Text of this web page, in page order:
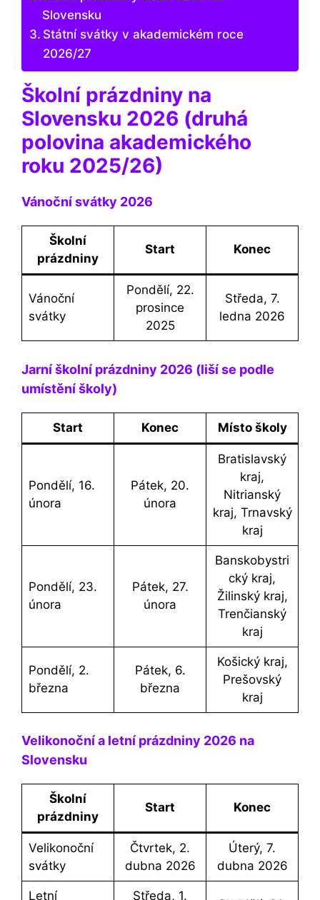
Slovensku
Státní svátky v akademickém roce
2026/27
Školní prázdniny na
Slovensku 2026 (druhá
polovina akademického
roku 2025/26)
Vánoční svátky 2026
Školní
prázdniny
Start Konec
Vánoční
svátky
Pondělí, 22.
prosince
2025
Středa, 7.
ledna 2026
Jarní školní prázdniny 2026 (liší se podle
umístění školy)
Start Konec Místo školy
Pondělí, 16.
února
Pátek, 20.
února
Bratislavský
kraj,
Nitrianský
kraj, Trnavský
kraj
Pondělí, 23.
února
Pátek, 27.
února
Banskobystri
cký kraj,
Žilinský kraj,
Trenčianský
kraj
Pondělí, 2.
března
Pátek, 6.
března
Košický kraj,
Prešovský
kraj
Velikonoční a letní prázdniny 2026 na
Slovensku
Školní
prázdniny
Start Konec
Velikonoční
svátky
Čtvrtek, 2.
dubna 2026
Úterý, 7.
dubna 2026
Letní
Středa, 1.